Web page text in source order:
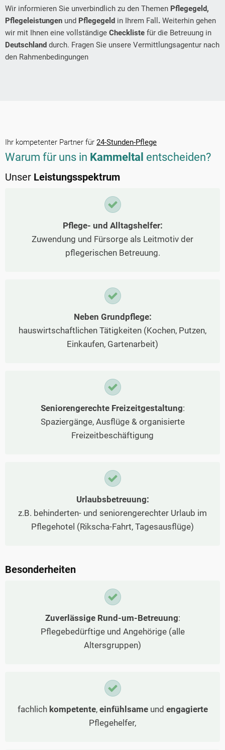
Wir informieren Sie unverbindlich zu den Themen Pflegegeld,
Pflegeleistungen und Pflegegeld in Ihrem Fall . Weiterhin gehen
wir mit Ihnen eine vollständige Checkliste für die Betreuung in
Deutschland durch. Fragen Sie unsere Vermittlungsagentur nach
den Rahmenbedingungen
Ihr kompetenter Partner für 24-Stunden-Pflege
Warum für uns in Kammeltal entscheiden?
Unser Leistungsspektrum
Pflege- und Alltagshelfer:
Zuwendung und Fürsorge als Leitmotiv der
pflegerischen Betreuung.
Neben Grundpflege:
hauswirtschaftlichen Tätigkeiten (Kochen, Putzen,
Einkaufen, Gartenarbeit)
Seniorengerechte Freizeitgestaltung:
Spaziergänge, Ausflüge & organisierte
Freizeitbeschäftigung
Urlaubsbetreuung:
z.B. behinderten- und seniorengerechter Urlaub im
Pflegehotel (Rikscha-Fahrt, Tagesausflüge)
Besonderheiten
Zuverlässige Rund-um-Betreuung:
Pflegebedürftige und Angehörige (alle
Altersgruppen)
fachlich kompetente, einfühlsameund engagierte
Pflegehelfer,